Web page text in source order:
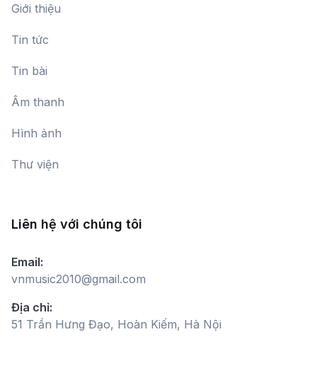
Giới thiệu
Tin tức
Tin bài
Âm thanh
Hình ảnh
Thư viện
Liên hệ với chúng tôi
Email:
vnmusic2010@gmail.com
Địa chỉ:
51 Trần Hưng Đạo, Hoàn Kiếm, Hà Nội